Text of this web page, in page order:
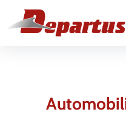
Paslaugos
Sunkvežimių remontas